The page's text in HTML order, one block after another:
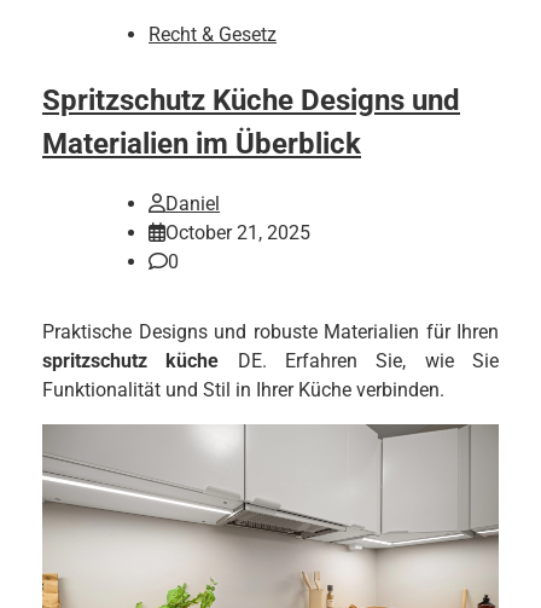
Recht & Gesetz
Spritzschutz Küche Designs und
Materialien im Überblick
Daniel
October 21, 2025
0
Praktische Designs und robuste Materialien für Ihren
spritzschutz küche DE. Erfahren Sie, wie Sie
Funktionalität und Stil in Ihrer Küche verbinden.